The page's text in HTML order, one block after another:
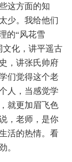
这方面的知
少。我给他们
的“风花雪
文化，讲平遥古
，讲张氏帅府
们觉得这个老
人，当感觉学
就更加眉飞色
，老师，是你
活的热情。看
。